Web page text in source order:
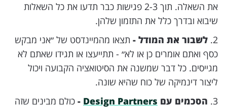
את השאלה. תוך 2-3 פגישות כבר תדעו את כל השאלות
שיבוא ובדרך כלל את התזמון שלהן.
2. לשבור את המודל - תצאו מהמיינדסט של ״אני מבקש
כסף ואתם אומרים כן או לא״ - תתייעצו או תגידו שאתם לא
מגייסים. כל דבר שמשנה את הסיטואציה הקבועה ויכול
ליצור דינמיקה של כוח שהיא שונה.
3. הסכמים עם Design Partners
- כולם מבינים שזה